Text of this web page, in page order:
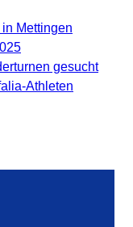
Mettingen
gesucht
Athleten